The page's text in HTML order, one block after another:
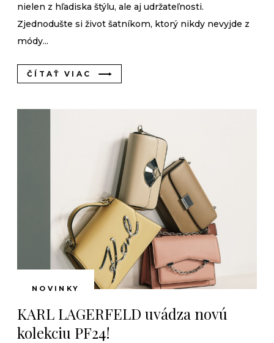
nielen z hľadiska štýlu, ale aj udržateľnosti.
Zjednodušte si život šatníkom, ktorý nikdy nevyjde z
módy...
ČÍTAŤ VIAC
NOVINKY
KARL LAGERFELD uvádza novú
kolekciu PF24!